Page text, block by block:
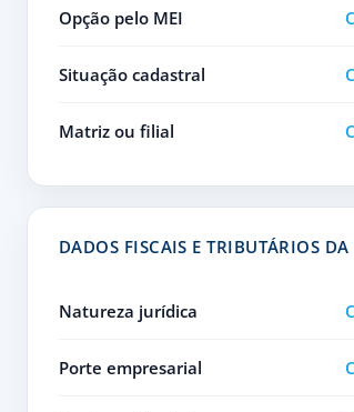
Opção pelo MEI
Situação cadastral
Matriz ou filial
DADOS FISCAIS E TRIBUTÁRIOS DA
Natureza jurídica
Porte empresarial